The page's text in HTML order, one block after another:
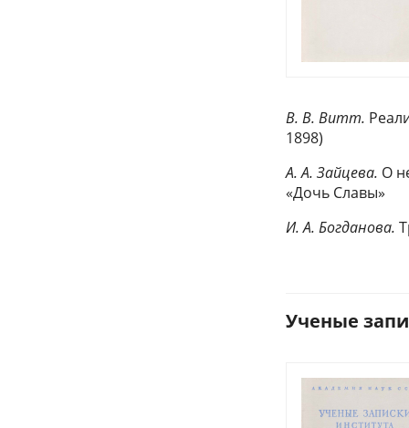
В. В. Витт.
1898)
А. А. Зайцева. О
«Дочь Славы»
И. А. Богданова.
Ученые